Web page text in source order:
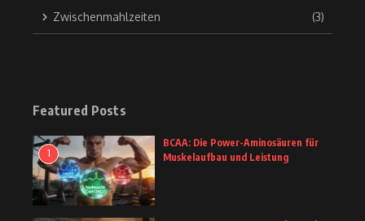
Zwischenmahlzeiten (3)
Featured Posts
1
BCAA: Die Power-Aminosäuren für
Muskelaufbau und Leistung